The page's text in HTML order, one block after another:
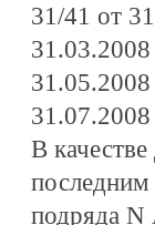
31/41 от
31.07.2008
В качестве
последним
подряда